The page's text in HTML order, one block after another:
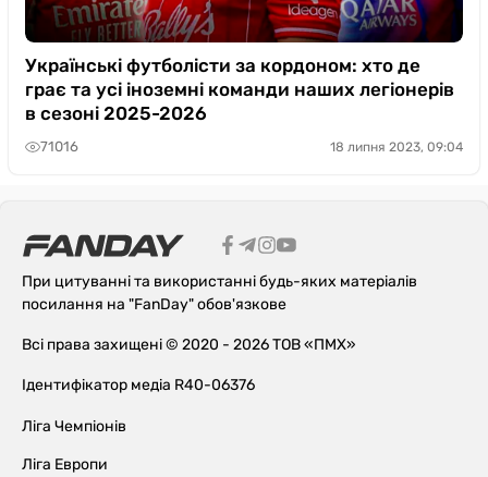
Українські футболісти за кордоном: хто де
грає та усі іноземні команди наших легіонерів
в сезоні 2025-2026
71016 18 липня 2023, 09:04
При цитуванні та використанні будь-яких матеріалів
посилання на "FanDay" обов'язкове
Всі права захищені © 2020 - 2026 ТОВ «ПМХ»
Ідентифікатор медіа R40-06376
Ліга Чемпіонів
Ліга Европи